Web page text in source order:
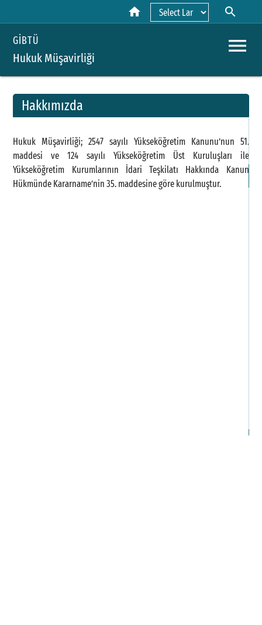
home search
GİBTÜ
Hukuk Müşavirliği
menu
Hakkımızda
Hukuk Müşavirliği; 2547 sayılı Yükseköğretim Kanunu’nun 51.
maddesi ve 124 sayılı Yükseköğretim Üst Kuruluşları ile
Yükseköğretim Kurumlarının İdari Teşkilatı Hakkında Kanun
Hükmünde Kararname’nin 35. maddesine göre kurulmuştur.